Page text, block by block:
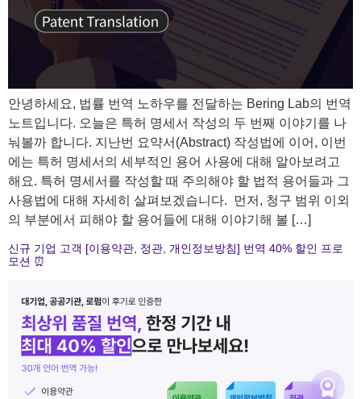
안녕하세요, 법률 번역 노하우를 전달하는 Bering Lab의 번역
노트입니다. 오늘은 특허 명세서 작성의 두 번째 이야기를 나
눠볼까 합니다. 지난번 요약서(Abstract) 작성법에 이어, 이번
에는 특허 명세서의 세부적인 용어 사용에 대해 알아보려고
해요. 특허 명세서를 작성할 때 주의해야 할 법적 용어들과 그
사용법에 대해 자세히 살펴보겠습니다. ​ 먼저, 청구 범위 이외
의 부분에서 피해야 할 용어들에 대해 이야기해 볼 […]
신규 기업 고객 [이용약관, 정관, 개인정보방침] 번역 40% 할인 프로
모션 ⏰